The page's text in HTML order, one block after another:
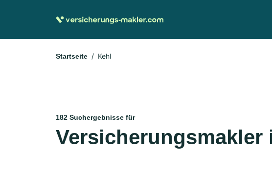
Startseite Kehl
182 Suchergebnisse für
Versicherungsmakler